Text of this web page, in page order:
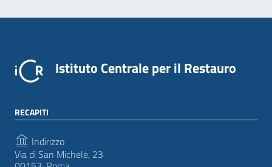
Istituto Centrale per il Restauro
RECAPITI
Indirizzo
Via di San Michele, 23